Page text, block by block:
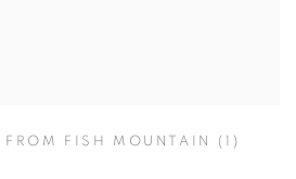
FROM FISH MOUNTAIN (1)